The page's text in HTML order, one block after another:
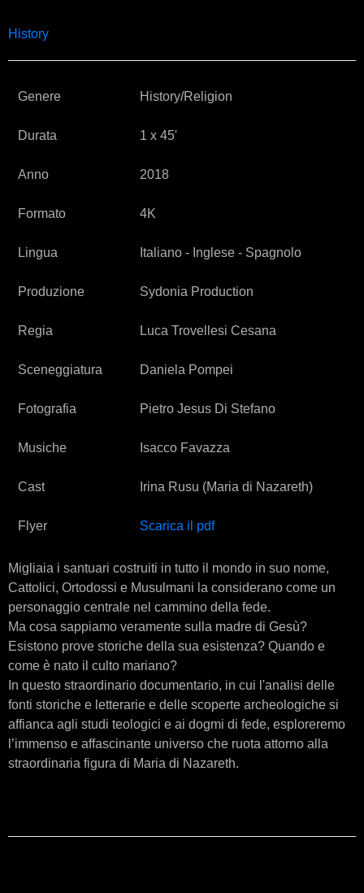
History
Genere History/Religion
Durata 1 x 45'
Anno 2018
Formato 4K
Lingua Italiano - Inglese - Spagnolo
Produzione Sydonia Production
Regia Luca Trovellesi Cesana
Sceneggiatura Daniela Pompei
Fotografia Pietro Jesus Di Stefano
Musiche Isacco Favazza
Cast Irina Rusu (Maria di Nazareth)
Flyer Scarica il pdf
Migliaia i santuari costruiti in tutto il mondo in suo nome,
Cattolici, Ortodossi e Musulmani la considerano come un
personaggio centrale nel cammino della fede.
Ma cosa sappiamo veramente sulla madre di Gesù?
Esistono prove storiche della sua esistenza? Quando e
come è nato il culto mariano?
In questo straordinario documentario, in cui l'analisi delle
fonti storiche e letterarie e delle scoperte archeologiche si
affianca agli studi teologici e ai dogmi di fede, esploreremo
l’immenso e affascinante universo che ruota attorno alla
straordinaria figura di Maria di Nazareth.